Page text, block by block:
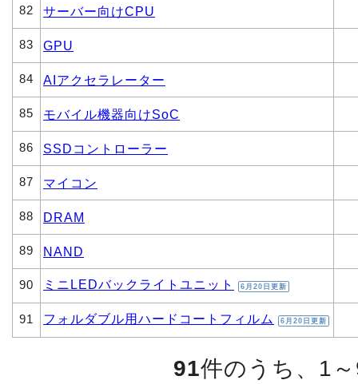
82 サーバー向けCPU
83 GPU
84 AIアクセラレーター
85 モバイル機器向けSoC
86 SSDコントローラー
87 マイコン
88 DRAM
89 NAND
90 ミニLEDバックライトユニット 6月20日更新
91 フォルダブル用ハードコートフィルム 6月20日更新
91件のうち、1